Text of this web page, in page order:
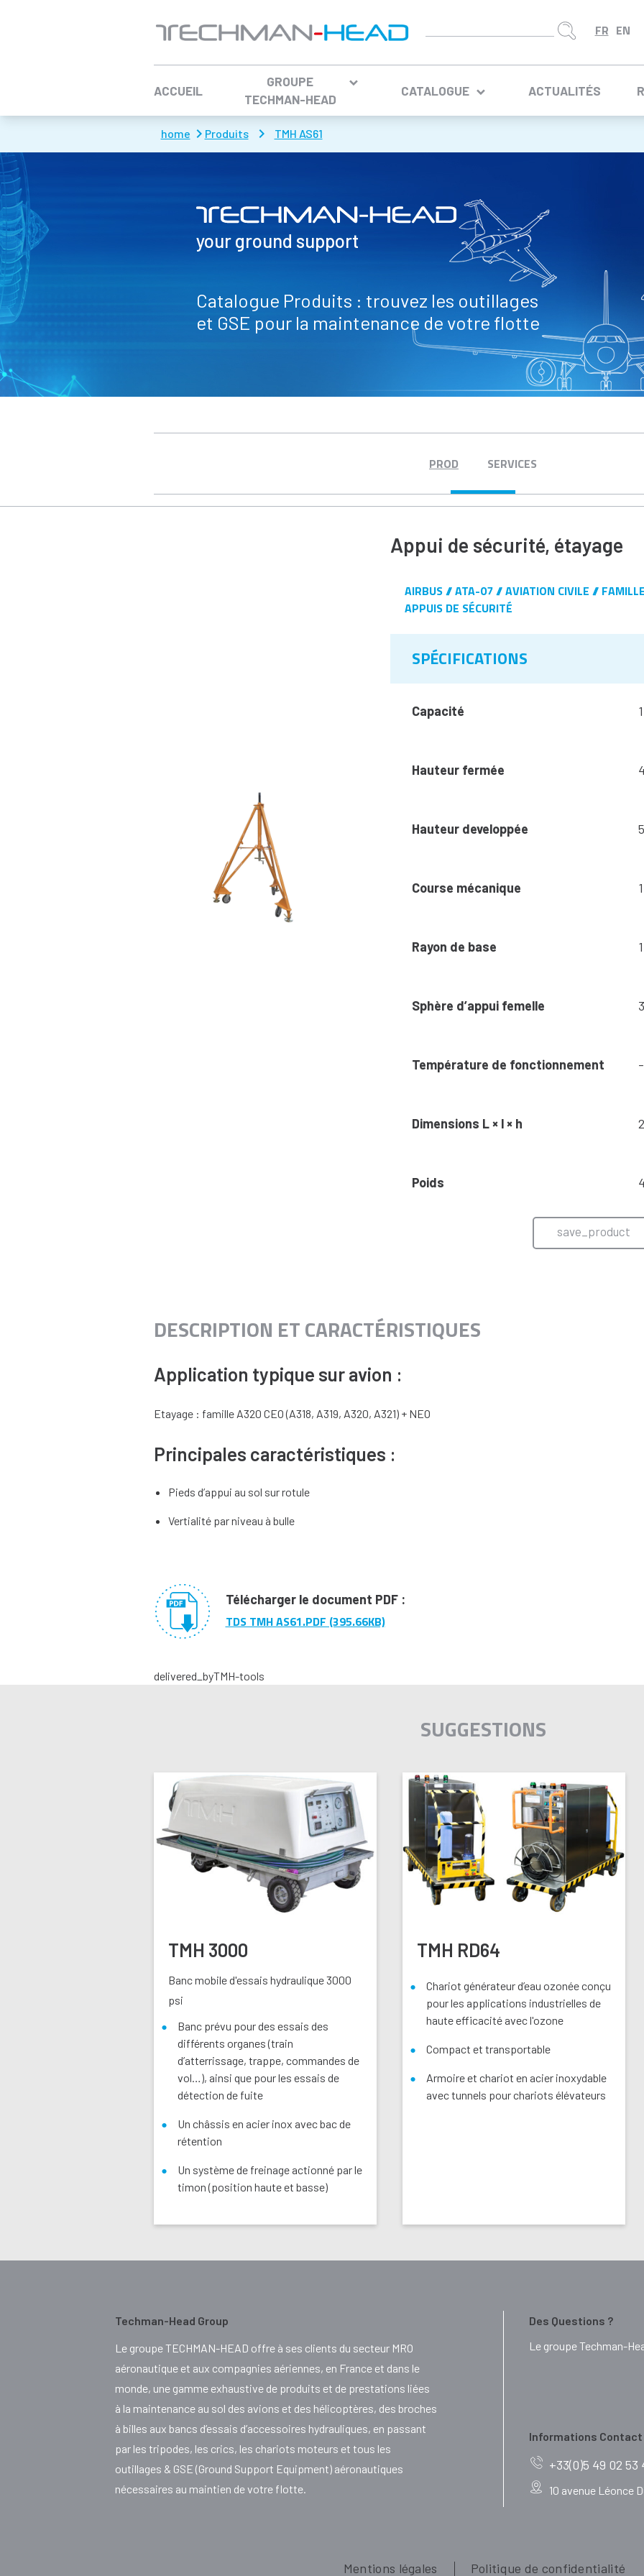
ACCUEIL
GROUPE
TECHMAN-HEAD
CATALOGUE ACTUALITÉS
home Produits TMH AS61
your ground support
Catalogue Produits : trouvez les outillages
et GSE pour la maintenance de votre flotte
PROD SERVICES
Appui de sécurité, étayage
AIRBUS ATA-07 AVIATION CIVILE
APPUIS DE SÉCURITÉ
SPÉCIFICATIONS
Capacité
Hauteur fermée
Hauteur developpée
Course mécanique
Rayon de base
Sphère d’appui femelle
Température de fonctionnement
Dimensions L × l × h
Poids
save_product
DESCRIPTION ET CARACTÉRISTIQUES
Application typique sur avion :
Etayage : famille A320 CEO (A318, A319, A320, A321) + NEO
Principales caractéristiques :
Pieds d’appui au sol sur rotule
Vertialité par niveau à bulle
Télécharger le document PDF :
TDS TMH AS61.PDF (395.66KB)
delivered_byTMH-tools
SUGGESTIONS
TMH 3000
Banc mobile d'essais hydraulique 3000
psi
Banc prévu pour des essais des
différents organes (train
d’atterrissage, trappe, commandes de
vol…), ainsi que pour les essais de
détection de fuite
Un châssis en acier inox avec bac de
rétention
Un système de freinage actionné par le
timon (position haute et basse)
TMH RD64
Chariot générateur d’eau ozonée conçu
pour les applications industrielles de
haute efficacité avec l'ozone
Compact et transportable
Armoire et chariot en acier inoxydable
avec tunnels pour chariots élévateurs
Techman-Head Group
Le groupe TECHMAN-HEAD offre à ses clients du secteur MRO
aéronautique et aux compagnies aériennes, en France et dans le
monde, une gamme exhaustive de produits et de prestations liées
à la maintenance au sol des avions et des hélicoptères, des broches
à billes aux bancs d’essais d’accessoires hydrauliques, en passant
par les tripodes, les crics, les chariots moteurs et tous les
outillages & GSE (Ground Support Equipment) aéronautiques
nécessaires au maintien de votre flotte.
Des Questions ?
Le groupe Techman-
Informations Contact
10 avenue Léonce
+33(0)5 49 02 53
Mentions légales Politique de confidentialité